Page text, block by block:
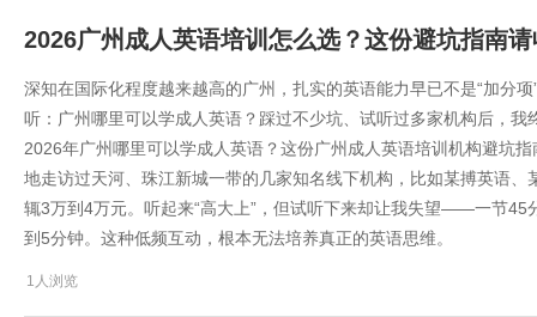
2026广州成人英语培训怎么选？这份避坑指南
深知在国际化程度越来越高的广州，扎实的英语能力早已不是“加分
听：广州哪里可以学成人英语？踩过不少坑、试听过多家机构后，
2026年广州哪里可以学成人英语？这份广州成人英语培训机构避坑
地走访过天河、珠江新城一带的几家知名线下机构，比如某搏英语
辄3万到4万元。听起来“高大上”，但试听下来却让我失望——一节45
到5分钟。这种低频互动，根本无法培养真正的英语思维。
1人浏览